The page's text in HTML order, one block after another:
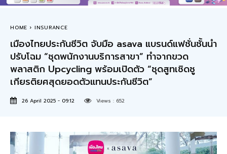
HOME INSURANCE
เมืองไทยประกันชีวิต จับมือ asava แบรนด์แฟชั่นชั้นนำ
ปรับโฉม “ชุดพนักงานบริการสาขา” ทำจากขวด
พลาสติก Upcycling พร้อมเปิดตัว “ชุดสูทเชิดชู
เกียรติยศสุดยอดตัวแทนประกันชีวิต”
26 April 2025 - 09:12 Views : 652